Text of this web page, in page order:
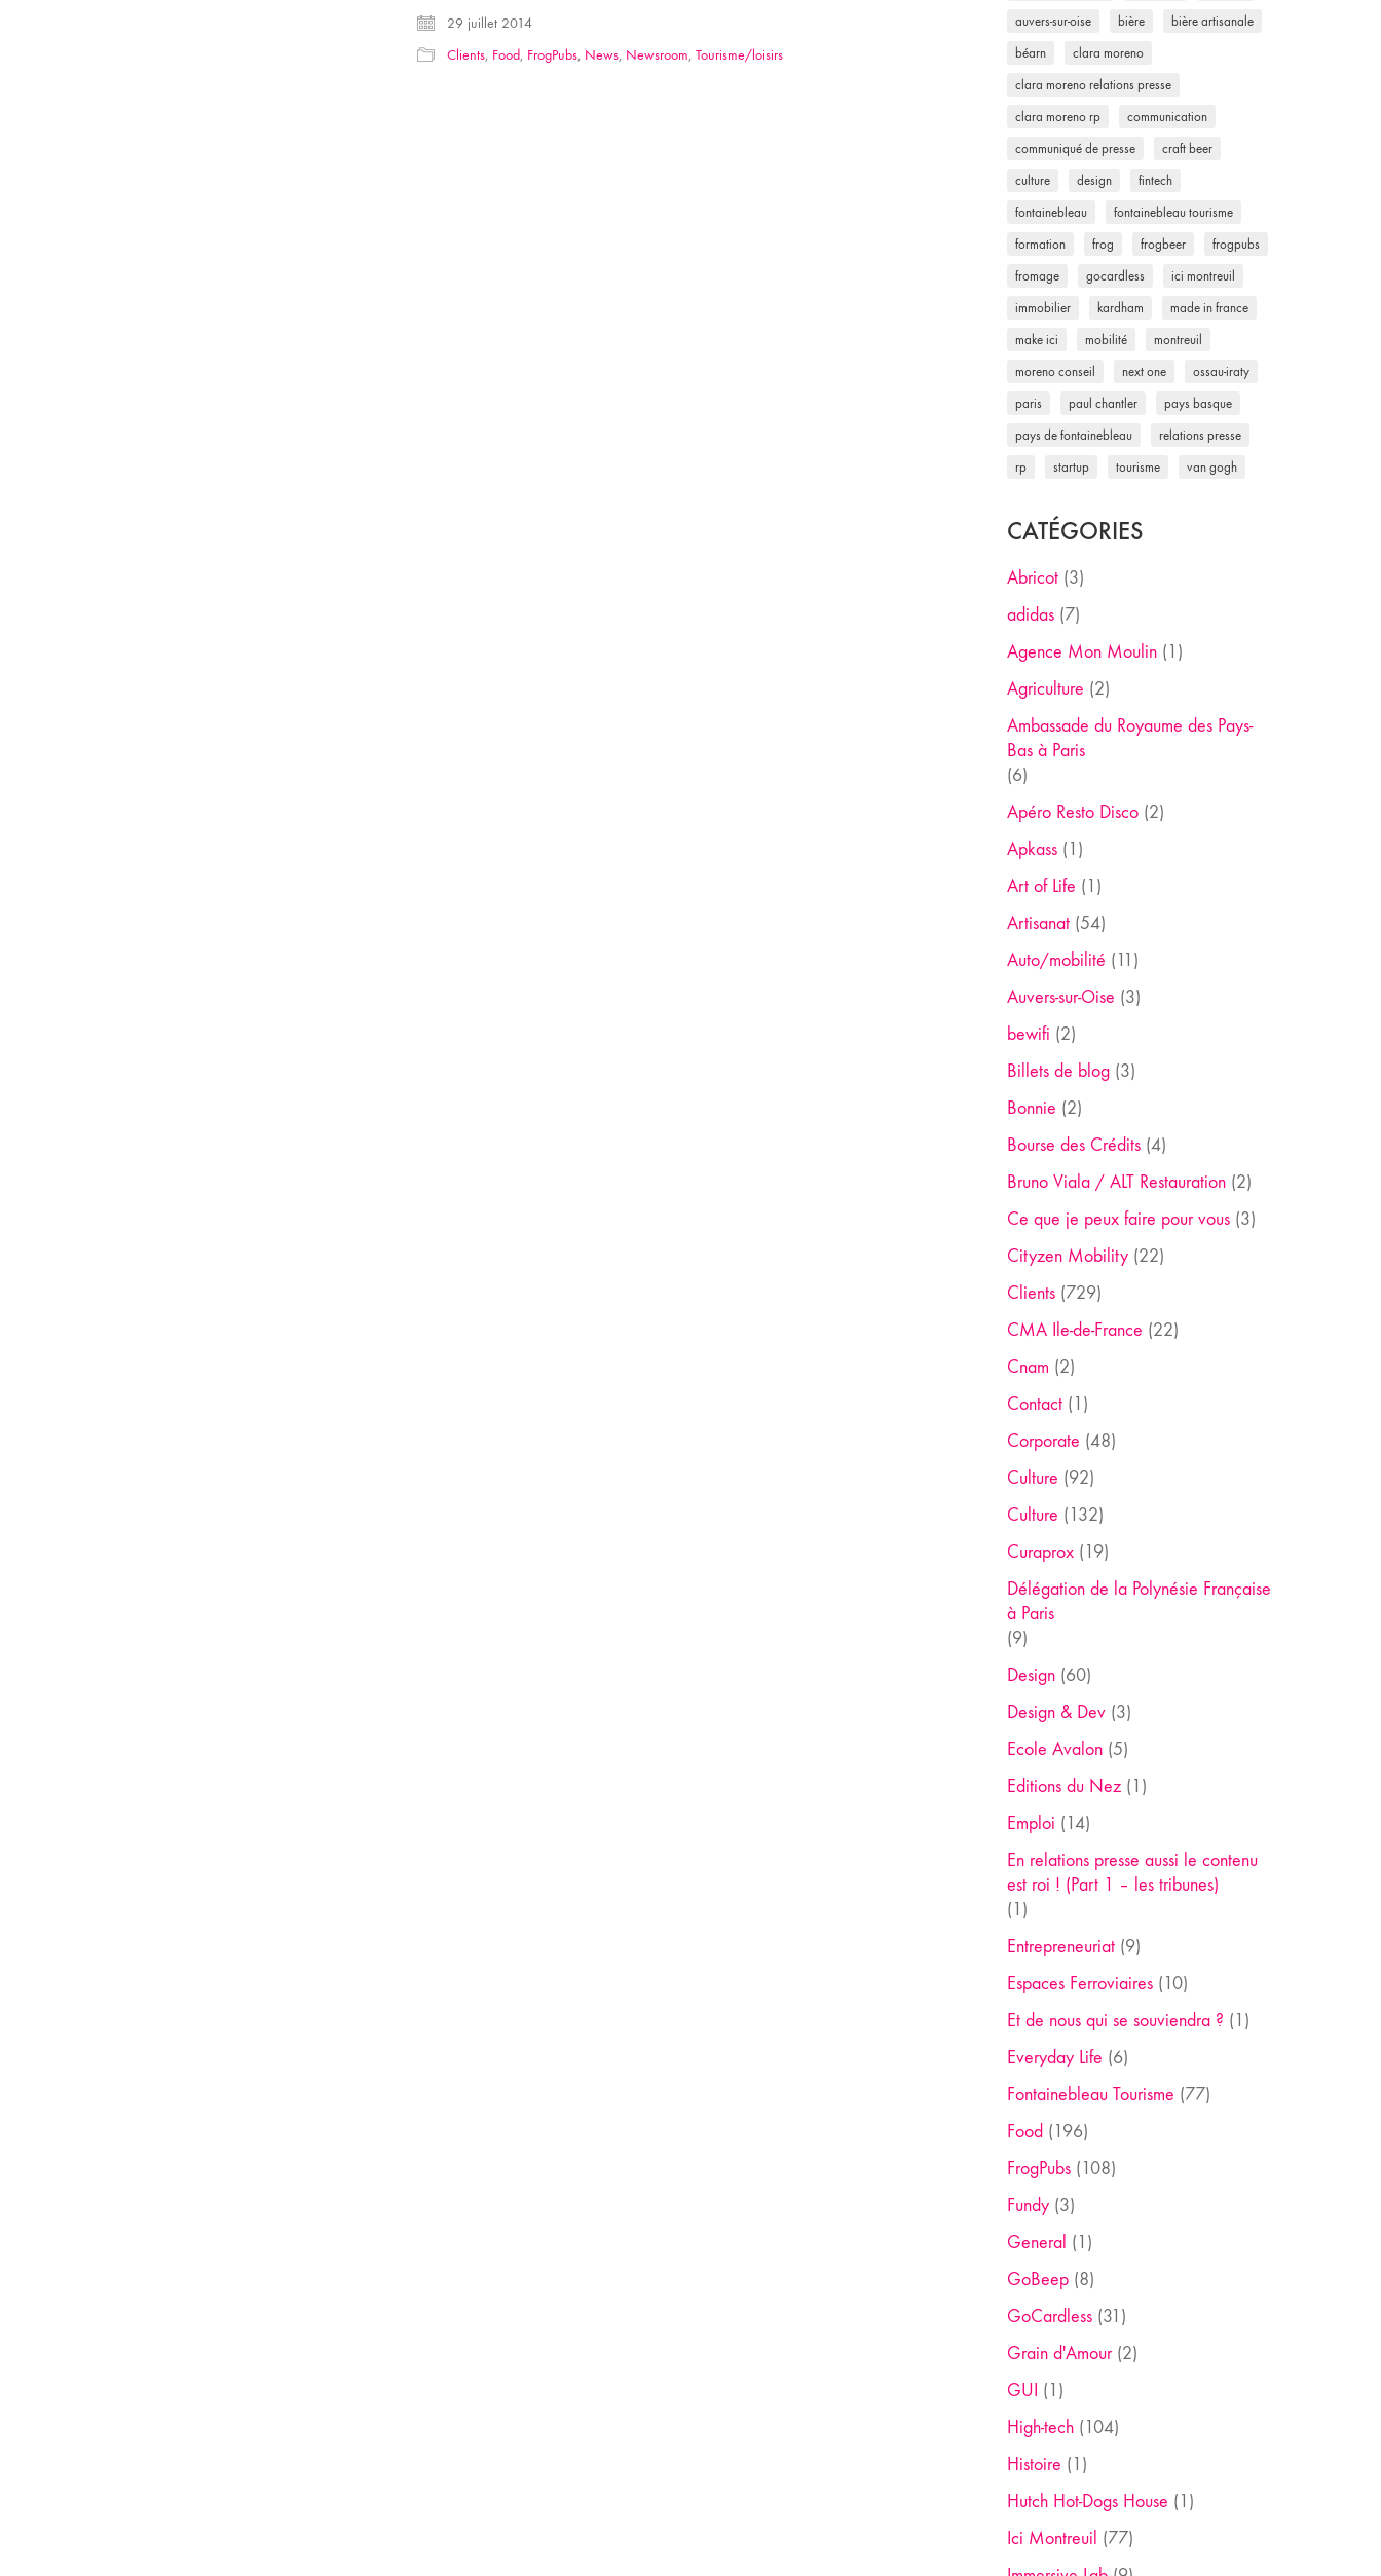
29 juillet 2014
Clients, Food, FrogPubs, News, Newsroom,Tourisme/loisirs
auvers-sur-oise bière bière artisanale
béarn clara moreno
clara moreno relations presse
clara moreno rp communication
communiqué de presse craft beer
culture design fintech
fontainebleau fontainebleau tourisme
formation frog frogbeer frogpubs
fromage gocardless ici montreuil
immobilier kardham made in france
make ici mobilité montreuil
moreno conseil next one ossau-iraty
paris paul chantler pays basque
pays de fontainebleau relations presse
rp startup tourisme van gogh
CATÉGORIES
Abricot(3)
adidas(7)
Agence Mon Moulin(1)
Agriculture (2)
Ambassade du Royaume des Pays-
Bas à Paris
(6)
Apéro Resto Disco(2)
Apkass(1)
Art of Life (1)
Artisanat(54)
Auto/mobilité (11)
Auvers-sur-Oise (3)
bewifi (2)
Billets de blog(3)
Bonnie (2)
Bourse des Crédits(4)
Bruno Viala / ALT Restauration(2)
Ce que je peux faire pour vous(3)
Cityzen Mobility(22)
Clients(729)
CMA Ile-de-France (22)
Cnam (2)
Contact(1)
Corporate (48)
Culture (92)
Culture (132)
Curaprox(19)
Délégation de la Polynésie Française
à Paris
(9)
Design(60)
Design & Dev(3)
Ecole Avalon(5)
Editions du Nez(1)
Emploi (14)
En relations presse aussi le contenu
est roi ! (Part 1 – les tribunes)
(1)
Entrepreneuriat(9)
Espaces Ferroviaires(10)
Et de nous qui se souviendra ? (1)
Everyday Life (6)
Fontainebleau Tourisme (77)
Food (196)
FrogPubs(108)
Fundy(3)
General (1)
GoBeep(8)
GoCardless(31)
Grain d'Amour(2)
GUI (1)
High-tech(104)
Histoire (1)
Hutch Hot-Dogs House (1)
Ici Montreuil (77)